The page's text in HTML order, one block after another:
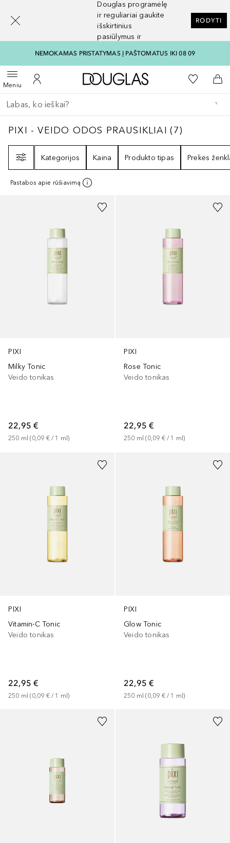
Douglas programėlę
ir reguliariai gaukite
išskirtinius
pasiūlymus ir
RODYTI
NEMOKAMAS PRISTATYMAS Į PAŠTOMATUS IKI 08 09
MeniuAtidaryti meniuĮ mano paskyrą
Į Douglas pagrindinį
Į mano
Į
Grįžk atgal
Vykdykite paiešką
PIXI - VEIDO ODOS PRAUSIKLIAI7
PIXI - VEIDO ODOS PRAUSIKLIAI (7)
Kategorijos
Kaina Produkto tipas Prekės
Pastabos apie rūšiavimą
PIXI
Milky Tonic
Veido tonikas
22,95 €
250 ml (0,09 € / 1 ml)
PIXI
Rose Tonic
Veido tonikas
22,95 €
250 ml (0,09 € / 1 ml)
PIXI
Vitamin-C Tonic
Veido tonikas
22,95 €
250 ml (0,09 € / 1 ml)
PIXI
Glow Tonic
Veido tonikas
22,95 €
250 ml (0,09 € / 1 ml)
[navigation.slideout.screenreader]